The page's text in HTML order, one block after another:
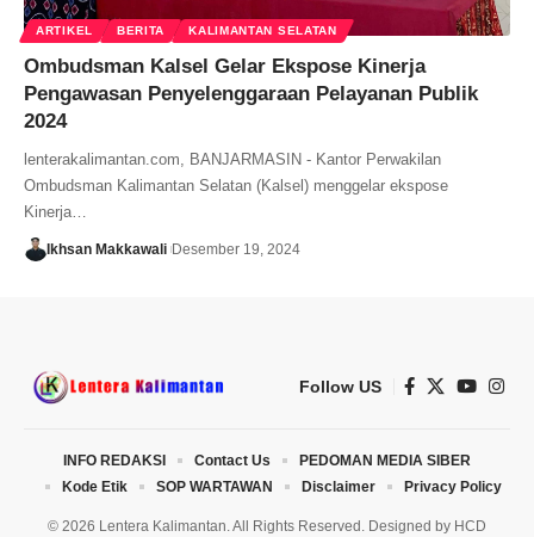
ARTIKEL BERITA KALIMANTAN SELATAN
Ombudsman Kalsel Gelar Ekspose Kinerja
Pengawasan Penyelenggaraan Pelayanan Publik
2024
lenterakalimantan.com, BANJARMASIN - Kantor Perwakilan
Ombudsman Kalimantan Selatan (Kalsel) menggelar ekspose
Kinerja…
Ikhsan Makkawali Desember 19, 2024
Follow US
© 2026 Lentera Kalimantan. All Rights Reserved. Designed by HCD
INFO REDAKSI Contact Us
PEDOMAN MEDIA SIBER
Kode Etik
SOP WARTAWAN Disclaimer Privacy Policy